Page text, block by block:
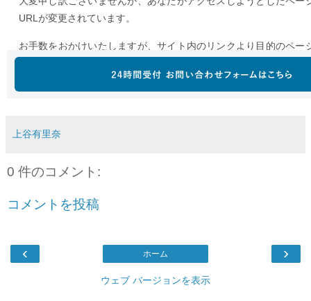
上谷有里奈
0 件のコメント:
コメントを投稿
‹ ›
ホーム
ウェブ バージョンを表示